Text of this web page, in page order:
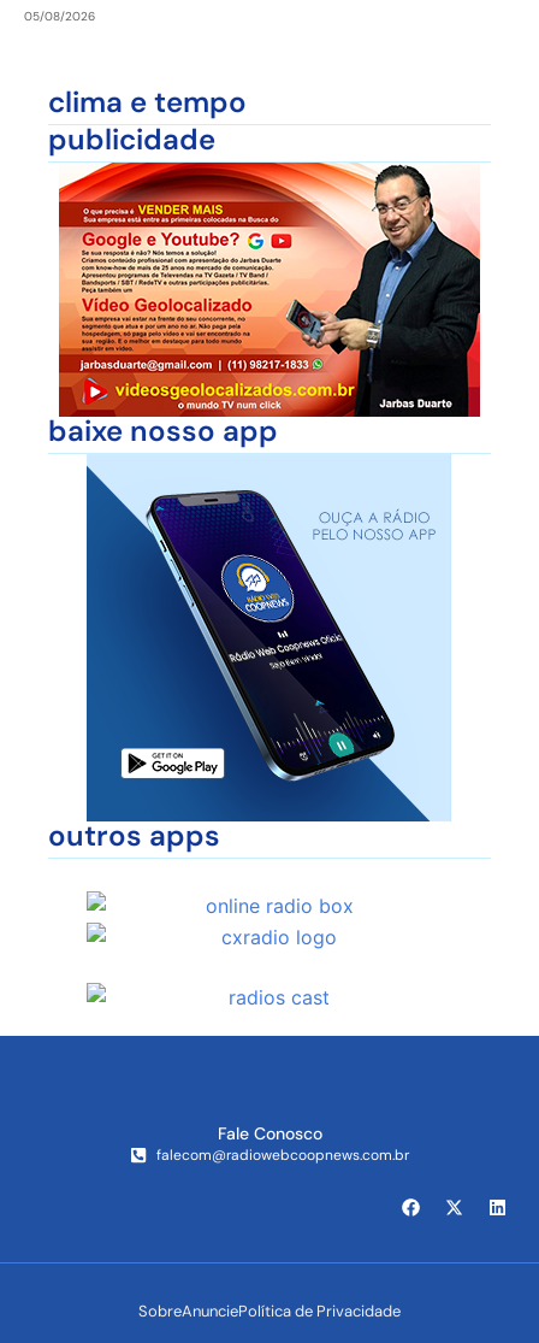
05/08/2026
clima e tempo
publicidade
baixe nosso app
outros apps
Fale Conosco
falecom@radiowebcoopnews.com.br
SobreAnunciePolítica de Privacidade